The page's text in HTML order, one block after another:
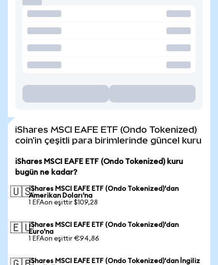
iShares MSCI EAFE ETF (Ondo Tokenized)
coin'in çeşitli para birimlerinde güncel kuru
iShares MSCI EAFE ETF (Ondo Tokenized) kuru
bugün ne kadar?
🇺🇸iShares MSCI EAFE ETF (Ondo Tokenized)'dan
Amerikan Doları'na
1 EFAon eşittir $109,28
🇪🇺iShares MSCI EAFE ETF (Ondo Tokenized)'dan
Euro'na
1 EFAon eşittir €94,86
iShares MSCI EAFE ETF (Ondo Tokenized)'dan İngiliz